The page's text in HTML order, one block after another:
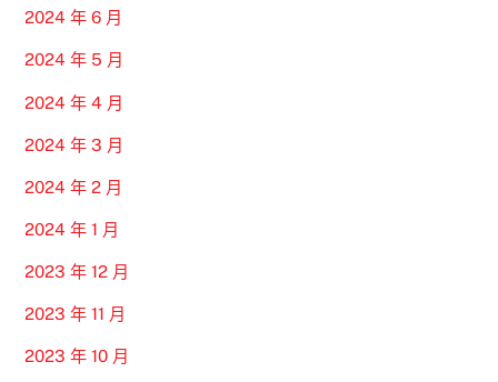
2024 年 6 月
2024 年 5 月
2024 年 4 月
2024 年 3 月
2024 年 2 月
2024 年 1 月
2023 年 12 月
2023 年 11 月
2023 年 10 月